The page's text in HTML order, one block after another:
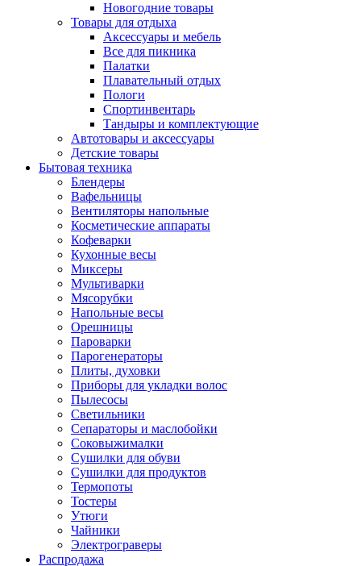
Новогодние товары
Товары для отдыха
Аксессуары и мебель
Все для пикника
Палатки
Плавательный отдых
Пологи
Спортинвентарь
Тандыры и комплектующие
Автотовары и аксессуары
Детские товары
Бытовая техника
Блендеры
Вафельницы
Вентиляторы напольные
Косметические аппараты
Кофеварки
Кухонные весы
Миксеры
Мультиварки
Мясорубки
Напольные весы
Орешницы
Пароварки
Парогенераторы
Плиты, духовки
Приборы для укладки волос
Пылесосы
Светильники
Сепараторы и маслобойки
Соковыжималки
Сушилки для обуви
Сушилки для продуктов
Термопоты
Тостеры
Утюги
Чайники
Электрограверы
Распродажа